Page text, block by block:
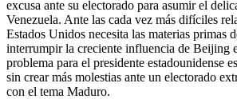
excusa ante su electorado para asumir el
Venezuela. Ante las cada vez más difíciles
Estados Unidos necesita las materias primas
interrumpir la creciente influencia de Beijing
problema para el presidente estadounidense
sin crear más molestias ante un electorado
con el tema Maduro.